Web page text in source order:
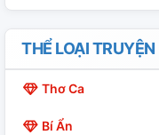
THỂ LOẠI TRUYỆN
Thơ Ca
Bí Ẩn